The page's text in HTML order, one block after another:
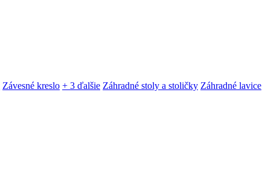
Závesné kreslo + 3 ďalšie Záhradné stoly a stoličky Záhradné lavice